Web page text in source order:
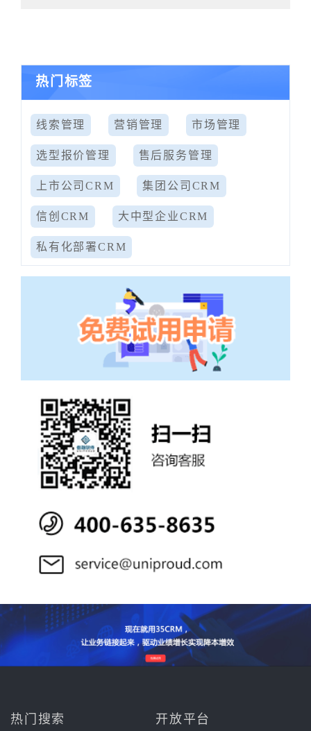
热门标签
线索管理 营销管理 市场管理
选型报价管理 售后服务管理
上市公司CRM 集团公司CRM
信创CRM 大中型企业CRM
私有化部署CRM
热门搜索 开放平台